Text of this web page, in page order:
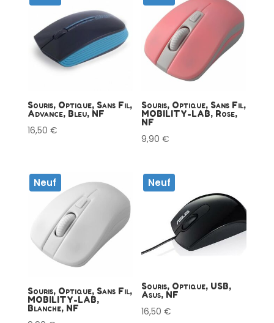
Souris, Optique, Sans Fil,
Advance, Bleu, NF
16,50 €
Souris, Optique, Sans Fil,
MOBILITY-LAB, Rose,
NF
9,90€
Neuf
Souris, Optique, Sans Fil,
MOBILITY-LAB,
Blanche, NF
Neuf
Souris, Optique, USB,
Asus, NF
16,50€